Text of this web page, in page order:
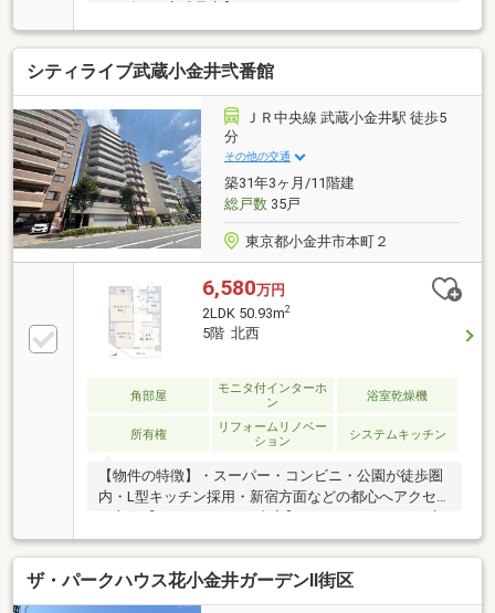
ン、浄水器、食洗器付き）・浴室（ユニットバス、追
い炊き、換気乾燥機付き）・洗面室（洗面化粧台、洗
濯用水栓、洗濯パン）・トイレ（温水洗浄便座一体型
便器）・床：フローリング貼（LDK、洋室全室、廊
下） ：フロアタイル貼（玄関、洗面室、トイ
レ）・壁：天井、クロス貼・ハウスクリーニング等
【周辺環境】・花小金井小学校（約500m）・花小金井
南中学校（約400m）・ピーコックストア（約
130m）・ファミリーマート（約600m）
シティライブ武蔵小金井弐番館
ＪＲ中央線 武蔵小金井駅 徒歩5
分
その他の交通
築31年3ヶ月/11階建
総戸数35戸
東京都小金井市本町２
6,580万円
2LDK 50.93m2
5階 北西
角部屋
モニタ付インターホ
ン
浴室乾燥機
所有権
リフォームリノベー
ション
システムキッチン
【物件の特徴】・スーパー・コンビニ・公園が徒歩圏
内・L型キッチン採用・新宿方面などの都心へアクセ
換（食洗機付）・洗面化粧台交換・ユニットバス交換
（浴室乾燥機付）・給湯器交換（追焚付）・トイレ交
換・洗濯パン交換・照明器具交換・建具交換・フロー
リング貼替・フロアタイル貼替・クロス貼替・専有部
ザ・パークハウス花小金井ガーデンⅡ街区